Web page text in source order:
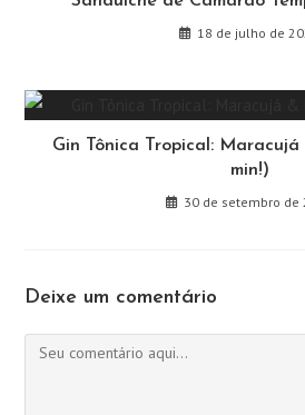
18 de julho de
Gin Tônica Tropical:
min!)
30 de setembro de
Deixe um comentário
Comentário